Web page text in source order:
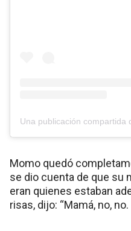
Una publicación compartida
Momo quedó
se dio cuenta de que su
eran quienes estaban
risas, dijo: “Mamá, no,